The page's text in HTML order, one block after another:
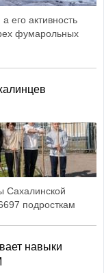
его активность
фумарольных
Сахалинской
подросткам
навыки